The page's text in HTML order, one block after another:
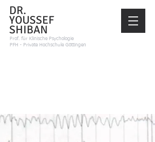
DR.
YOUSSEF
SHIBAN
Prof. für Klinische Psychologie
PFH - Private Hochschule Göttingen